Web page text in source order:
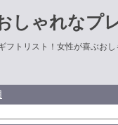
しゃれなプ
フトリスト！女性が喜ぶお